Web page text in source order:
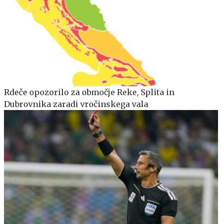
Rdeče opozorilo za območje Reke, Splita in
Dubrovnika zaradi vročinskega vala